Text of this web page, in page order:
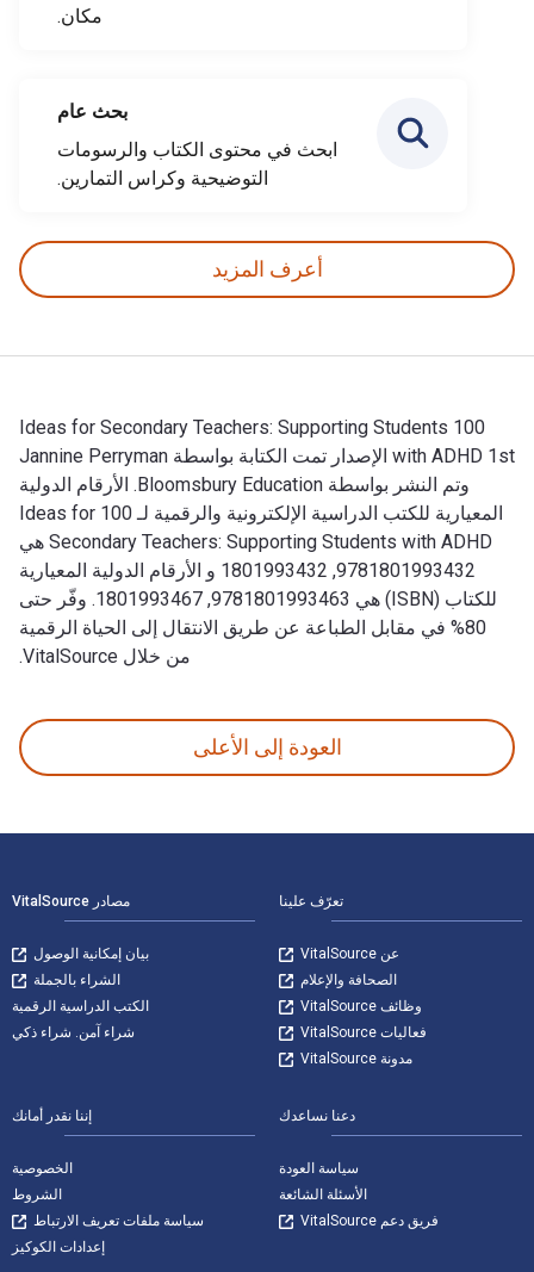
مكان.
بحث عام
ابحث في محتوى الكتاب والرسومات
التوضيحية وكراس التمارين.
أعرف المزيد
100 Ideas for Secondary Teachers: Supporting Students
with ADHD 1st الإصدار تمت الكتابة بواسطة Jannine Perryman
وتم النشر بواسطة Bloomsbury Education. الأرقام الدولية
المعيارية للكتب الدراسية الإلكترونية والرقمية لـ 100 Ideas for
Secondary Teachers: Supporting Students with ADHD هي
9781801993432, 1801993432 و الأرقام الدولية المعيارية
للكتاب (ISBN) هي 9781801993463, 1801993467. وفّر حتى
80% في مقابل الطباعة عن طريق الانتقال إلى الحياة الرقمية
من خلال VitalSource.
العودة إلى الأعلى
تعرّف علينا
عن VitalSource
الصحافة والإعلام
وظائف VitalSource
فعاليات VitalSource
مدونة VitalSource
مصادر VitalSource
بيان إمكانية الوصول
الشراء بالجملة
الكتب الدراسية الرقمية
شراء آمن. شراء ذكي
دعنا نساعدك
سياسة العودة
الأسئلة الشائعة
فريق دعم VitalSource
إننا نقدر أمانك
الخصوصية
الشروط
سياسة ملفات تعريف الارتباط
إعدادات الكوكيز